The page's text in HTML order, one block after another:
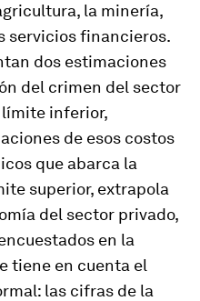
la minería,
servicios financieros.
dos estimaciones
del crimen del sector
límite inferior,
de esos costos
que abarca la
superior, extrapola
del sector privado,
en la
tiene en cuenta el
las cifras de la